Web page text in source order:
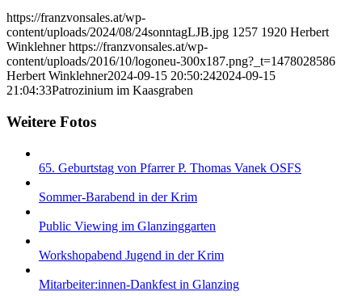
https://franzvonsales.at/wp-
content/uploads/2024/08/24sonntagLJB.jpg 1257 1920 Herbert
Winklehner https://franzvonsales.at/wp-
content/uploads/2016/10/logoneu-300x187.png?_t=1478028586
Herbert Winklehner2024-09-15 20:50:242024-09-15
21:04:33Patrozinium im Kaasgraben
Weitere Fotos
65. Geburtstag von Pfarrer P. Thomas Vanek OSFS
Sommer-Barabend in der Krim
Public Viewing im Glanzinggarten
Workshopabend Jugend in der Krim
Mitarbeiter:innen-Dankfest in Glanzing